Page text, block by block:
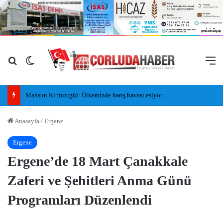
Arama yap ...
Dış görünümü değiştir
Anasayfa / Ergene
Ergene
Ergene’de 18 Mart Çanakkale
Zaferi ve Şehitleri Anma Günü
Programları Düzenlendi